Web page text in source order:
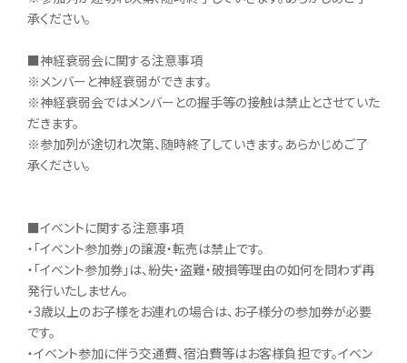
承ください。
■神経衰弱会に関する注意事項
※メンバーと神経衰弱ができます。
※神経衰弱会ではメンバーとの握手等の接触は禁止とさせていた
だきます。
※参加列が途切れ次第、随時終了していきます。あらかじめご了
承ください。
■イベントに関する注意事項
・「イベント参加券」の譲渡・転売は禁止です。
・「イベント参加券」は、紛失・盗難・破損等理由の如何を問わず再
発行いたしません。
・3歳以上のお子様をお連れの場合は、お子様分の参加券が必要
です。
・イベント参加に伴う交通費、宿泊費等はお客様負担です。イベン